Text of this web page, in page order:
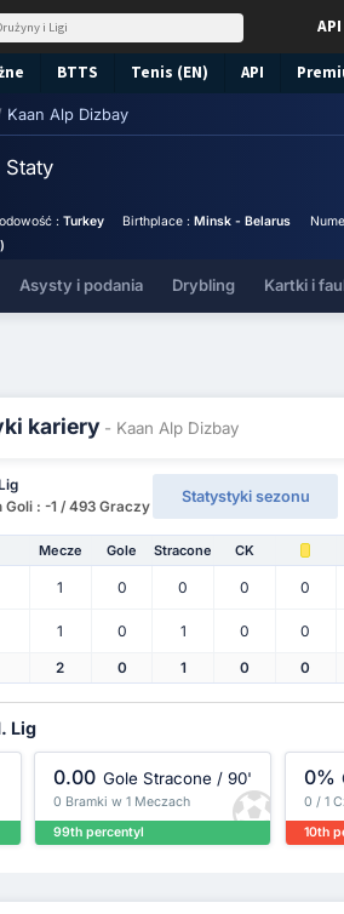
API
BTTS Tenis (EN) API
Kaan Alp Dizbay
Staty
: Turkey Birthplace :Minsk - Belarus
Asysty i podania Drybling Kartki i
kariery - Kaan Alp Dizbay
: -1 / 493 Graczy
Statystyki sezonu
Mecze Gole Stracone CK
1 0 0 0 0
1 0 1 0 0
2 0 1 0 0
Lig
0.00 Gole Stracone / 90'
0 Bramki w 1 Meczach
99th percentyl
0%
0 / 1
10th